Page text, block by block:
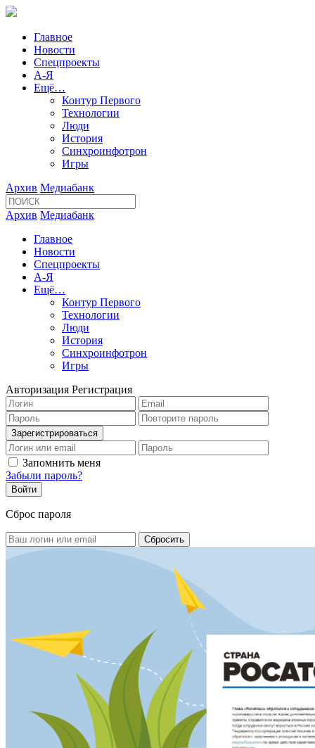
Главное
Новости
Спецпроекты
А-Я
Ещё…
Контур Первого
Технологии
Люди
История
Синхроинфотрон
Игры
Архив Медиабанк
Архив Медиабанк
Главное
Новости
Спецпроекты
А-Я
Ещё…
Контур Первого
Технологии
Люди
История
Синхроинфотрон
Игры
Авторизация Регистрация
Запомнить меня
Забыли пароль?
Сброс пароля